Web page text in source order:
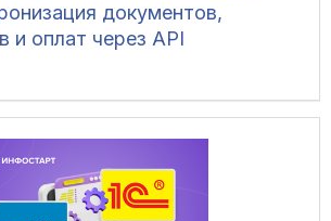
документов,
и оплат через API